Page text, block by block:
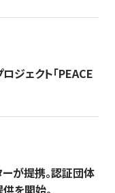
ジェクト「PEACE
が提携。認証団体
を開始。